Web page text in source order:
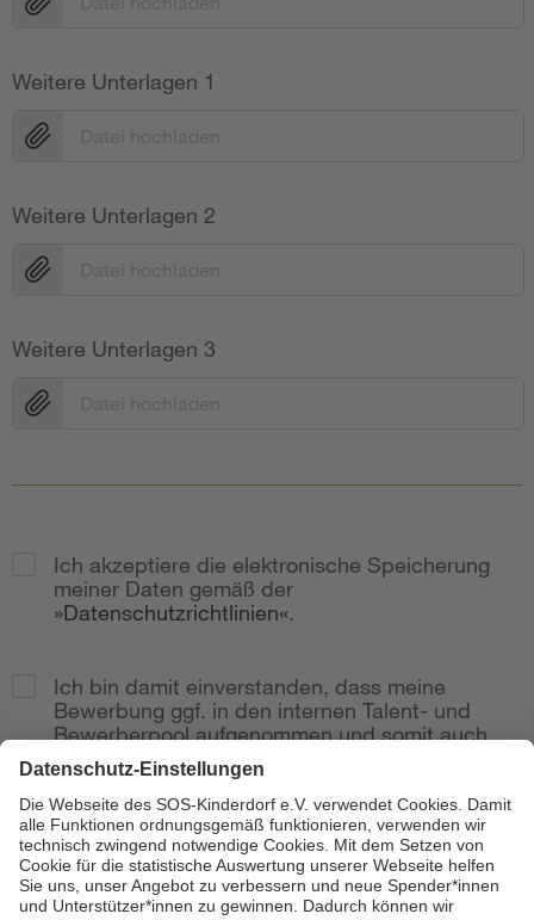
Weitere Unterlagen 1
Weitere Unterlagen 2
Weitere Unterlagen 3
Ich akzeptiere die elektronische Speicherung
meiner Daten gemäß der
Datenschutzrichtlinien .
Ich bin damit einverstanden, dass meine
Bewerbung ggf. in den internen Talent- und
Bewerberpool aufgenommen und somit auch
bei weitere Stellenausschreibungen
berücksichtig wird.
Zur Anzeige
Senden